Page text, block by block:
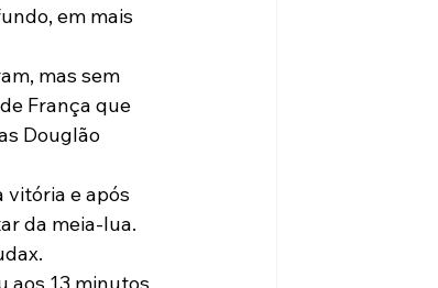
em mais
mas sem
França que
Douglão
vitória e após
da meia-lua.